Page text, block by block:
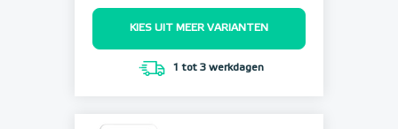
KIES UIT MEER VARIANTEN
1 tot 3 werkdagen